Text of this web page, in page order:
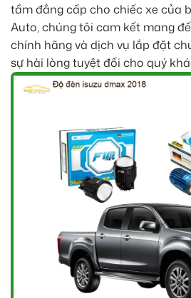
tầm đẳng cấp cho chiếc xe của
Auto, chúng tôi cam kết mang
chính hãng và dịch vụ lắp đặt
sự hài lòng tuyệt đối cho quý